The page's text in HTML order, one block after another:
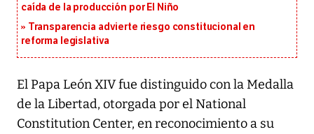
caída de la producción por El Niño
Transparencia advierte riesgo constitucional en
reforma legislativa
El Papa León XIV fue distinguido con la Medalla
de la Libertad, otorgada por el National
Constitution Center, en reconocimiento a su